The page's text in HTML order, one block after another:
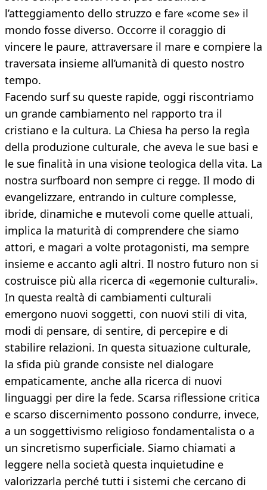
l’atteggiamento dello struzzo e fare «come se» il
mondo fosse diverso. Occorre il coraggio di
vincere le paure, attraversare il mare e compiere la
traversata insieme all’umanità di questo nostro
tempo.
Facendo surf su queste rapide, oggi riscontriamo
un grande cambiamento nel rapporto tra il
cristiano e la cultura. La Chiesa ha perso la regìa
della produzione culturale, che aveva le sue basi e
le sue ﬁnalità in una visione teologica della vita. La
nostra surfboard non sempre ci regge. Il modo di
evangelizzare, entrando in culture complesse,
ibride, dinamiche e mutevoli come quelle attuali,
implica la maturità di comprendere che siamo
attori, e magari a volte protagonisti, ma sempre
insieme e accanto agli altri. Il nostro futuro non si
costruisce più alla ricerca di «egemonie culturali».
In questa realtà di cambiamenti culturali
emergono nuovi soggetti, con nuovi stili di vita,
modi di pensare, di sentire, di percepire e di
stabilire relazioni. In questa situazione culturale,
la sﬁda più grande consiste nel dialogare
empaticamente, anche alla ricerca di nuovi
linguaggi per dire la fede. Scarsa riﬂessione critica
e scarso discernimento possono condurre, invece,
a un soggettivismo religioso fondamentalista o a
un sincretismo superﬁciale. Siamo chiamati a
leggere nella società questa inquietudine e
valorizzarla perché tutti i sistemi che cercano di